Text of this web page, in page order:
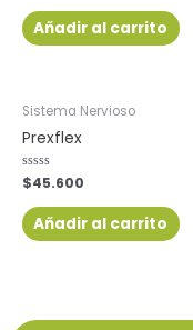
de
5
Añadir al carrito
Sistema Nervioso
Prexflex
Valorado
con
de
5
$45.600
Añadir al carrito